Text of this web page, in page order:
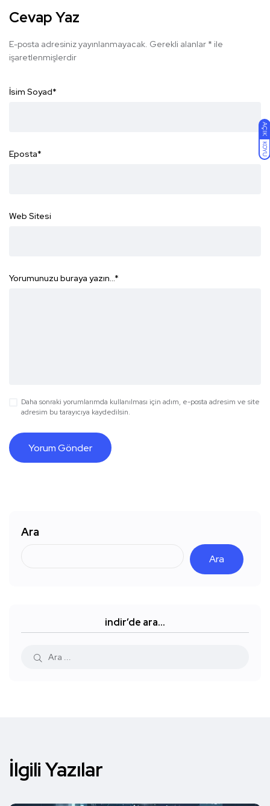
AÇIK
KOYU
Cevap Yaz
E-posta adresiniz yayınlanmayacak. Gerekli alanlar * ile
işaretlenmişlerdir
İsim Soyad*
Eposta*
Web Sitesi
Yorumunuzu buraya yazın...*
Daha sonraki yorumlarımda kullanılması için adım, e-posta adresim ve site
adresim bu tarayıcıya kaydedilsin.
Ara
Ara
indir’de ara…
İlgili Yazılar